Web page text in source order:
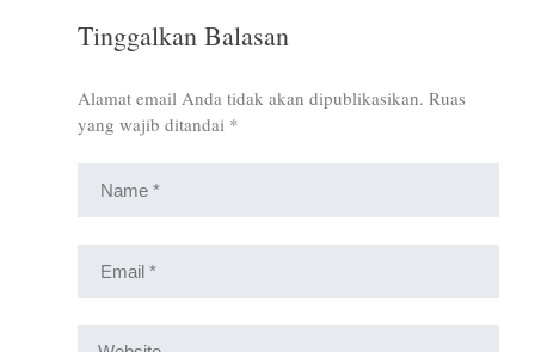
Tinggalkan Balasan
Alamat email Anda tidak akan dipublikasikan. Ruas
yang wajib ditandai *